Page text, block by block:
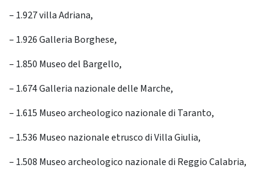
– 1.927 villa Adriana,
– 1.926 Galleria Borghese,
– 1.850 Museo del Bargello,
– 1.674 Galleria nazionale delle Marche,
– 1.615 Museo archeologico nazionale di Taranto,
– 1.536 Museo nazionale etrusco di Villa Giulia,
– 1.508 Museo archeologico nazionale di Reggio Calabria,